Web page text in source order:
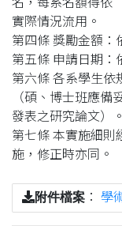
實際情況流用。
第四條 獎勵金額：
第五條 申請日期：
第六條 各系學生依
（碩、博士班應備
發表之研究論文）。
第七條 本實施細則
施，修正時亦同。
附件檔案 ： 學